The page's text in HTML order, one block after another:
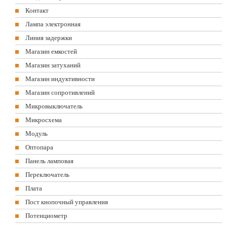
Контакт
Лампа электронная
Линия задержки
Магазин емкостей
Магазин затуханий
Магазин индуктивности
Магазин сопротивлений
Микровыключатель
Микросхема
Модуль
Оптопара
Панель ламповая
Переключатель
Плата
Пост кнопочный управления
Потенциометр